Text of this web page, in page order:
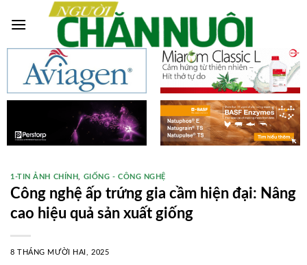
1-TIN ẢNH CHÍNH GIỐNG - CÔNG NGHỆ
Công nghệ ấp trứng gia cầm hiện đại: Nâng
cao hiệu quả sản xuất giống
8 THÁNG MƯỜI HAI, 2025